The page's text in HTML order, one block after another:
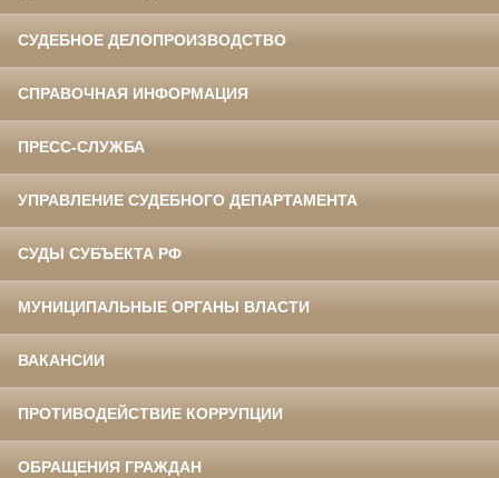
СУДЕБНОЕ ДЕЛОПРОИЗВОДСТВО
СПРАВОЧНАЯ ИНФОРМАЦИЯ
ПРЕСС-СЛУЖБА
УПРАВЛЕНИЕ СУДЕБНОГО ДЕПАРТАМЕНТА
СУДЫ СУБЪЕКТА РФ
МУНИЦИПАЛЬНЫЕ ОРГАНЫ ВЛАСТИ
ВАКАНСИИ
ПРОТИВОДЕЙСТВИЕ КОРРУПЦИИ
ОБРАЩЕНИЯ ГРАЖДАН